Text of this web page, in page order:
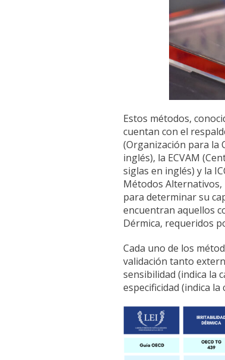
Estos métodos,
cuentan con el
(Organización para la
inglés), la ECVAM
siglas en inglés) y la
Métodos Alternativos,
para determinar su
encuentran aquellos
Dérmica, requeridos
Cada uno de los
validación tanto
sensibilidad (indica la
especificidad (indica